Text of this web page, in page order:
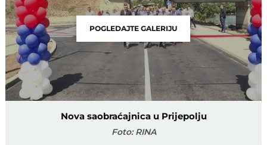
POGLEDAJTE GALERIJU
Nova saobraćajnica u Prijepolju
Foto: RINA